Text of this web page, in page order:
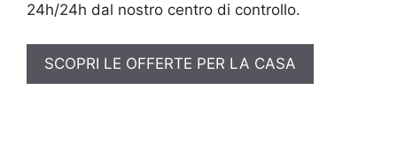
24h/24h dal nostro centro di controllo.
SCOPRI LE OFFERTE PER LA CASA